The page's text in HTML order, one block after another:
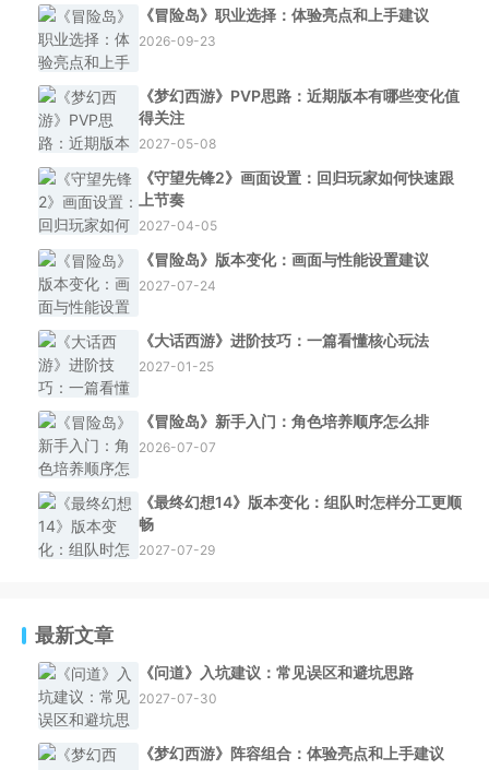
《冒险岛》职业选择：体验亮点和上手建议
2026-09-23
《梦幻西游》PVP思路：近期版本有哪些变化值
得关注
2027-05-08
《守望先锋2》画面设置：回归玩家如何快速跟
上节奏
2027-04-05
《冒险岛》版本变化：画面与性能设置建议
2027-07-24
《大话西游》进阶技巧：一篇看懂核心玩法
2027-01-25
《冒险岛》新手入门：角色培养顺序怎么排
2026-07-07
《最终幻想14》版本变化：组队时怎样分工更顺
畅
2027-07-29
最新文章
《问道》入坑建议：常见误区和避坑思路
2027-07-30
《梦幻西游》阵容组合：体验亮点和上手建议